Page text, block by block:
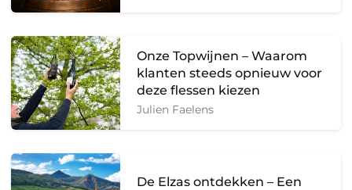
Onze Topwijnen – Waarom
klanten steeds opnieuw voor
deze flessen kiezen
Julien Faelens
De Elzas ontdekken – Een